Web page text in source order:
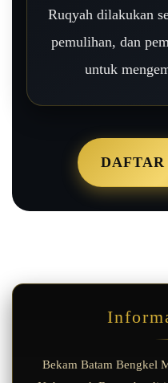
Ruqyah dilakukan
pemulihan, dan
untuk
Bekam Batam Bengkel